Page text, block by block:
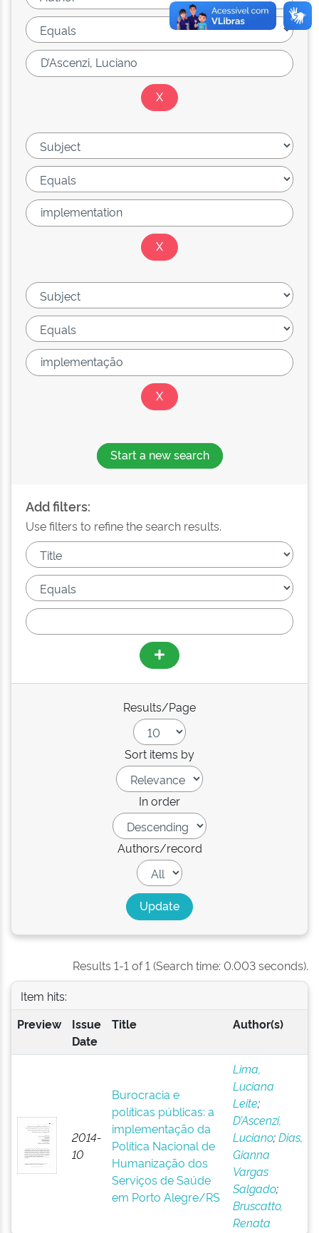
Start a new search
Add filters:
Use filters to refine the search results.
Results/Page
Sort items by
In order
Authors/record
Results 1-1 of 1 (Search time: 0.003 seconds).
Item hits:
Preview
Issue
Date
Title Author(s)
2014-
10
Burocracia e
políticas públicas: a
implementação da
Política Nacional de
Humanização dos
Serviços de Saúde
em Porto Alegre/RS
Lima,
Luciana
Leite;
D’Ascenzi,
Luciano;Dias,
Gianna
Vargas
Salgado;
Bruscatto,
Renata